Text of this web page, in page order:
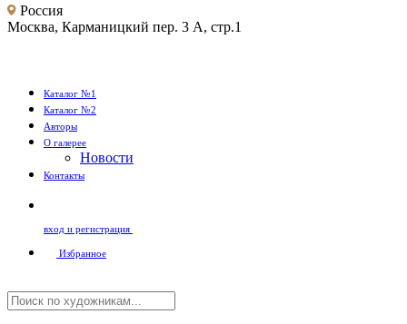
Россия
Москва, Карманицкий пер. 3 А, стр.1
Каталог №1
Каталог №2
Авторы
О галерее
Новости
Контакты
вход и регистрация
Избранное